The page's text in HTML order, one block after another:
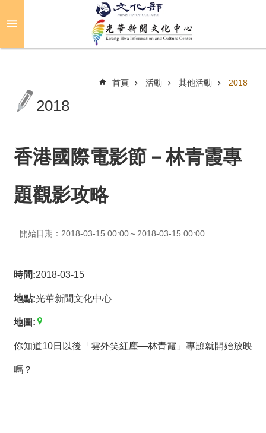
關
光
華
活
動
薦
新
聞
稿
站
首頁 活動 其他活動 2018
2018
香港國際電影節－林青霞專
題觀影攻略
開始日期：2018-03-15 00:00～2018-03-15 00:00
時間:2018-03-15
地點:光華新聞文化中心
地圖:
你知道10日以後「雲外笑紅塵—林青霞」專題就開始放映
嗎？